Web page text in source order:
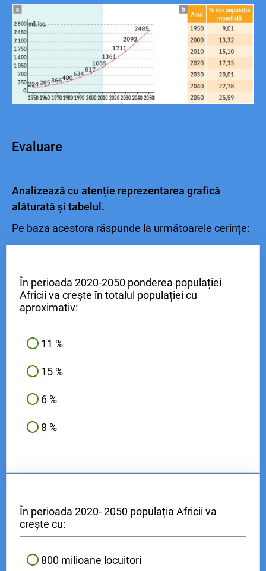
Evaluare
Analizează cu atenție reprezentarea grafică
alăturată și tabelul.
Pe baza acestora răspunde la următoarele cerințe:
În perioada 2020-2050 ponderea populației
Africii va crește în totalul populației cu
aproximativ:
11 %
15 %
6 %
8 %
În perioada 2020- 2050 populația Africii va
crește cu:
800 milioane locuitori